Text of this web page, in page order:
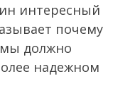
интересный
почему
должно
надежном